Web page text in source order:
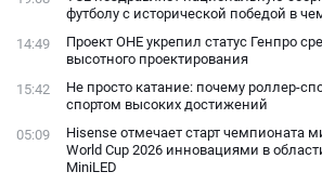
футболу с исторической победой в
14:49
Проект ОНЕ укрепил статус Генпро
высотного проектирования
15:42
Не просто катание: почему роллер-
спортом высоких достижений
05:09
Hisense отмечает старт чемпионата
World Cup 2026 инновациями в
MiniLED